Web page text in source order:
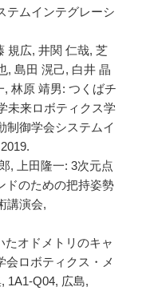
テムインテグレーシ
規広, 井関 仁哉, 芝
, 島田 滉己, 白井 晶
林原 靖男: つくばチ
未来ロボティクス学
制御学会システムイ
, 上田隆一: 3次元点
ドのための把持姿勢
講演会,
たオドメトリのキャ
会ロボティクス・メ
1A1-Q04, 広島,